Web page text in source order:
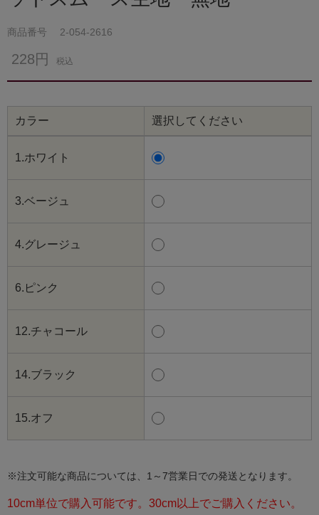
商品番号 2-054-2616
228円 税込
カラー 選択してください
1.ホワイト
3.ベージュ
4.グレージュ
6.ピンク
12.チャコール
14.ブラック
15.オフ
※注文可能な商品については、1～7営業日での発送となります。
10cm単位で購入可能です。30cm以上でご購入ください。